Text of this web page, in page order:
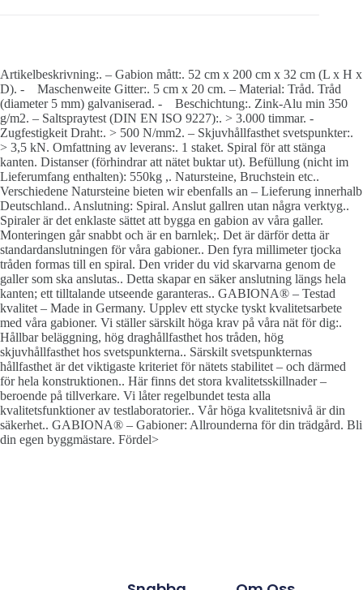
Artikelbeskrivning:. – Gabion mått:. 52 cm x 200 cm x 32 cm (L x H x
D). - Maschenweite Gitter:. 5 cm x 20 cm. – Material: Tråd. Tråd
(diameter 5 mm) galvaniserad. - Beschichtung:. Zink-Alu min 350
g/m2. – Saltspraytest (DIN EN ISO 9227):. > 3.000 timmar. -
Zugfestigkeit Draht:. > 500 N/mm2. – Skjuvhållfasthet svetspunkter:.
> 3,5 kN. Omfattning av leverans:. 1 staket. Spiral för att stänga
kanten. Distanser (förhindrar att nätet buktar ut). Befüllung (nicht im
Lieferumfang enthalten): 550kg ,. Natursteine, Bruchstein etc..
Verschiedene Natursteine bieten wir ebenfalls an – Lieferung innerhalb
Deutschland.. Anslutning: Spiral. Anslut gallren utan några verktyg..
Spiraler är det enklaste sättet att bygga en gabion av våra galler.
Monteringen går snabbt och är en barnlek;. Det är därför detta är
standardanslutningen för våra gabioner.. Den fyra millimeter tjocka
tråden formas till en spiral. Den vrider du vid skarvarna genom de
galler som ska anslutas.. Detta skapar en säker anslutning längs hela
kanten; ett tilltalande utseende garanteras.. GABIONA® – Testad
kvalitet – Made in Germany. Upplev ett stycke tyskt kvalitetsarbete
med våra gabioner. Vi ställer särskilt höga krav på våra nät för dig:.
Hållbar beläggning, hög draghållfasthet hos tråden, hög
skjuvhållfasthet hos svetspunkterna.. Särskilt svetspunkternas
hållfasthet är det viktigaste kriteriet för nätets stabilitet – och därmed
för hela konstruktionen.. Här finns det stora kvalitetsskillnader –
beroende på tillverkare. Vi låter regelbundet testa alla
kvalitetsfunktioner av testlaboratorier.. Vår höga kvalitetsnivå är din
säkerhet.. GABIONA® – Gabioner: Allrounderna för din trädgård. Bli
din egen byggmästare. Fördel>